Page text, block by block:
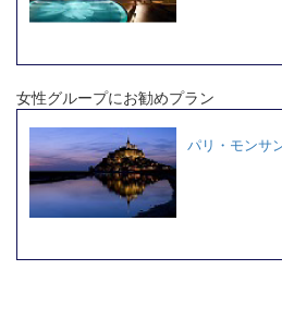
女性グループにお勧めプラン
パリ・モンサ